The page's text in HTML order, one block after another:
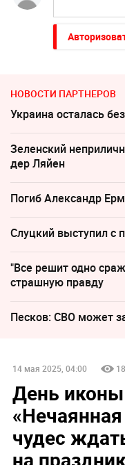
НОВОСТИ ПАРТНЕРОВ
Украина осталась
Зеленский
дер Ляйен
Погиб Александр
Слуцкий выступил с
"Все решит одно
страшную правду
Песков: СВО может
14 мая 2025, 04:00
День
чудес
на